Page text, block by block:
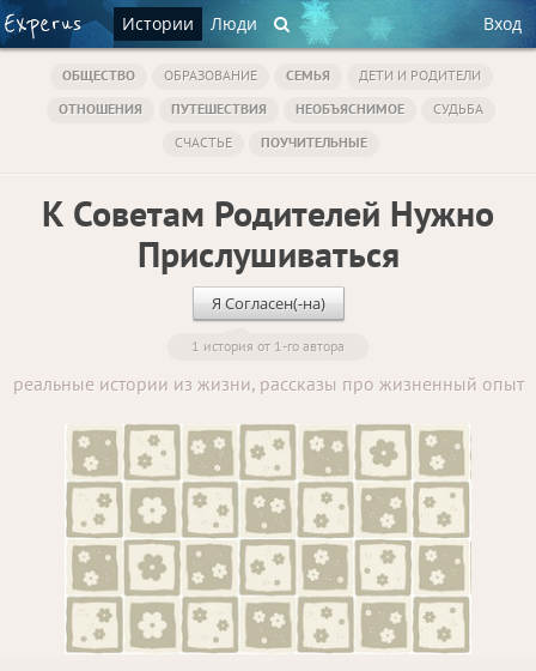
Истории Люди Вход
ОБЩЕСТВО ОБРАЗОВАНИЕ СЕМЬЯ
ДЕТИ И РОДИТЕЛИ
ОТНОШЕНИЯ
ПУТЕШЕСТВИЯ НЕОБЪЯСНИМОЕ
СУДЬБА
СЧАСТЬЕ
ПОУЧИТЕЛЬНЫЕ
К Советам Родителей Нужно
Прислушиваться
Я Согласен(-на)
1 история от 1-го автора
реальные истории из жизни, рассказы про жизненный опыт